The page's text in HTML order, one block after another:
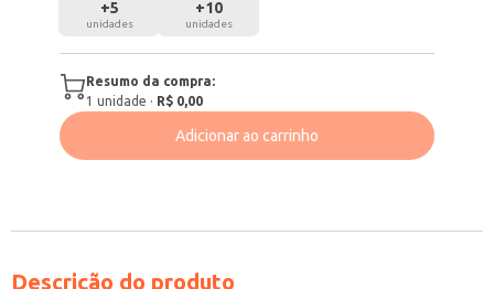
+5
unidades
+10
unidades
Resumo da compra:
1 unidade · R$ 0,00
Adicionar ao carrinho
Descrição do produto